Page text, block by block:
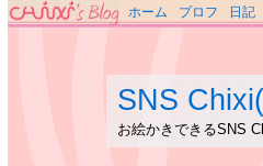
ホーム プロフ 日記
SNS
お絵かきできるSNS